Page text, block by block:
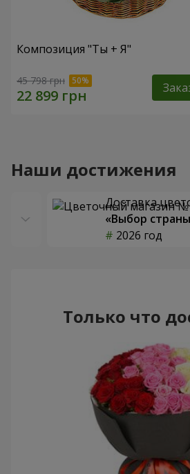
Композиция "Ты + Я"
45 798 грн
Наши достижения
Доставка
«Выбор
2026 год
Только что